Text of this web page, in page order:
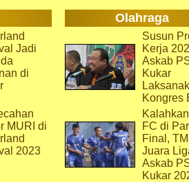
Olahraga
Jadi
di
MURI di
2023
Susun
Kerja
Askab
Kukar
Kongres
FC di
Final,
Juara
Askab
Kukar